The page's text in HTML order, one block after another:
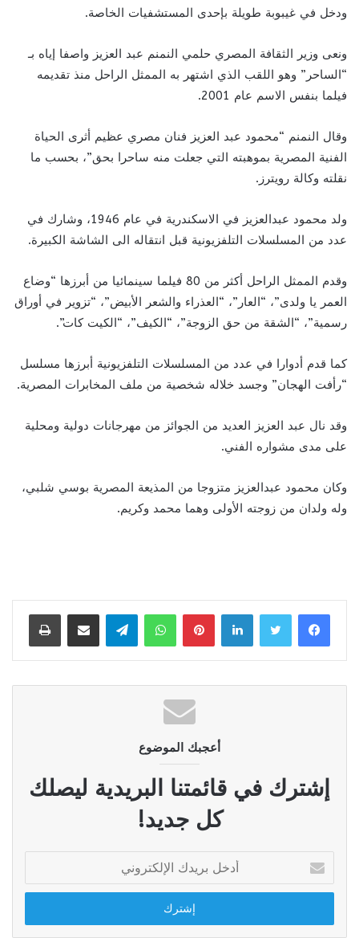
ودخل في غيبوبة طويلة بإحدى المستشفيات الخاصة.
ونعى وزير الثقافة المصري حلمي النمنم عبد العزيز واصفا إياه بـ
“الساحر” وهو اللقب الذي اشتهر به الممثل الراحل منذ تقديمه
فيلما بنفس الاسم عام 2001.
وقال النمنم “محمود عبد العزيز فنان مصري عظيم أثرى الحياة
الفنية المصرية بموهبته التي جعلت منه ساحرا بحق”، بحسب ما
نقلته وكالة رويترز.
ولد محمود عبدالعزيز في الاسكندرية في عام 1946، وشارك في
عدد من المسلسلات التلفزيونية قبل انتقاله الى الشاشة الكبيرة.
وقدم الممثل الراحل أكثر من 80 فيلما سينمائيا من أبرزها “وضاع
العمر يا ولدى”، “العار”، “العذراء والشعر الأبيض”، “تزوير في أوراق
رسمية”، “الشقة من حق الزوجة”، “الكيف”، “الكيت كات”.
كما قدم أدوارا في عدد من المسلسلات التلفزيونية أبرزها مسلسل
“رأفت الهجان” وجسد خلاله شخصية من ملف المخابرات المصرية.
وقد نال عبد العزيز العديد من الجوائز من مهرجانات دولية ومحلية
على مدى مشواره الفني.
وكان محمود عبدالعزيز متزوجا من المذيعة المصرية بوسي شلبي،
وله ولدان من زوجته الأولى وهما محمد وكريم.
لينكدإن بينتيريستواتساب تيلقرام مشاركة عبر البريد طباعة
أعجبك الموضوع
إشترك في قائمتنا البريدية ليصلك
كل جديد!
بريدك
الإلكتروني